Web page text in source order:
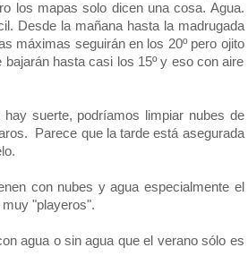
los mapas solo dicen una cosa. Agua.
Desde la mañana hasta la madrugada
máximas seguirán en los 20º pero ojito
hasta casi los 15º y eso con aire
suerte, podríamos limpiar nubes de
Parece que la tarde está asegurada
con nubes y agua especialmente el
"playeros".
agua o sin agua que el verano sólo es